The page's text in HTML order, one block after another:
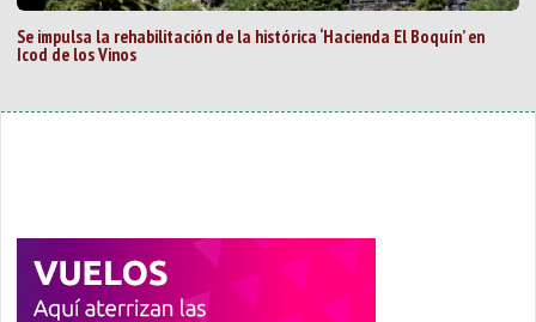
Se impulsa la rehabilitación de la histórica ‘Hacienda El Boquín’ en
Icod de los Vinos